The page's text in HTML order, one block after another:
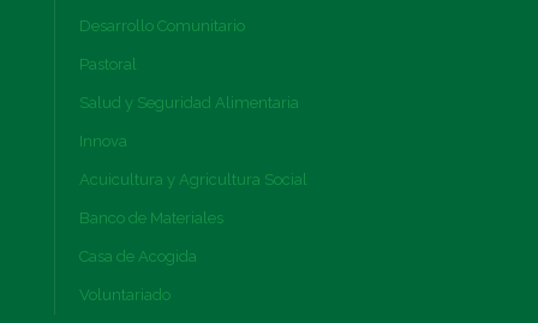
Desarrollo Comunitario
Pastoral
Salud y Seguridad Alimentaria
Innova
Acuicultura y Agricultura Social
Banco de Materiales
Casa de Acogida
Voluntariado